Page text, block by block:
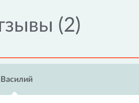
(2)
Василий